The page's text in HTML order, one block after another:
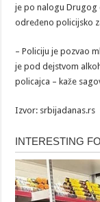
je po nalogu Drugog
određeno policijsko
– Policiju je pozvao
je pod dejstvom
policajca – kaže
Izvor: srbijadanas.rs